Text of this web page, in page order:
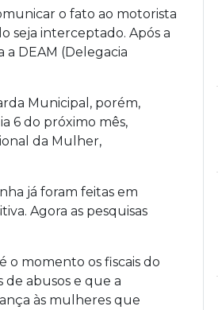
o fato ao motorista
seja interceptado. Após a
a DEAM (Delegacia
Municipal, porém,
6 do próximo mês,
da Mulher,
já foram feitas em
Agora as pesquisas
o momento os fiscais do
abusos e que a
às mulheres que